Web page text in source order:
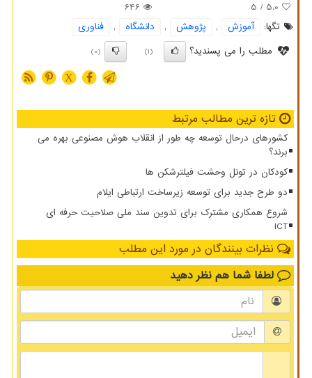
5.0
/ 5
646
تگها:
آموزش , پژوهش , دانشگاه ,
فناوری
مطلب را می پسندید؟
(1)
(0)
X
تازه ترین مطالب مرتبط
کشورهای درحال توسعه چه طور از انقلاب هوش مصنوعی بهره می
برند؟
کودکان در تونل وحشت فیلترشکن ها
دو طرح جدید برای توسعه زیرساخت ارتباطی ایلام
شروع همکاری مشترک برای تدوین سند ملی صلاحیت حرفه ای
ICT
نظرات بینندگان در مورد این مطلب
لطفا شما هم نظر دهید